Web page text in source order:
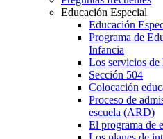
Educación Especial
Educación
Programa de
Infancia
Los servicios de
Sección 504
Colocación
Proceso de
escuela (ARD)
El programa de